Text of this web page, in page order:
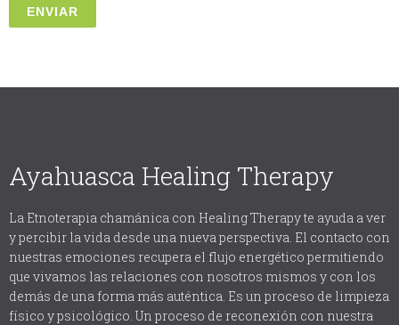
Ayahuasca Healing Therapy
La Etnoterapia chamánica con Healing Therapy te ayuda a ver
y percibir la vida desde una nueva perspectiva. El contacto con
nuestras emociones recupera el flujo energético permitiendo
que vivamos las relaciones con nosotros mismos y con los
demás de una forma más auténtica. Es un proceso de limpieza
físico y psicológico. Un proceso de reconexión con nuestra